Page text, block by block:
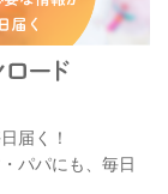
届く！
パパにも、毎日